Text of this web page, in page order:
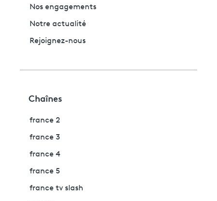
Nos engagements
Notre actualité
Rejoignez-nous
Chaînes
france 2
france 3
france 4
france 5
france tv slash